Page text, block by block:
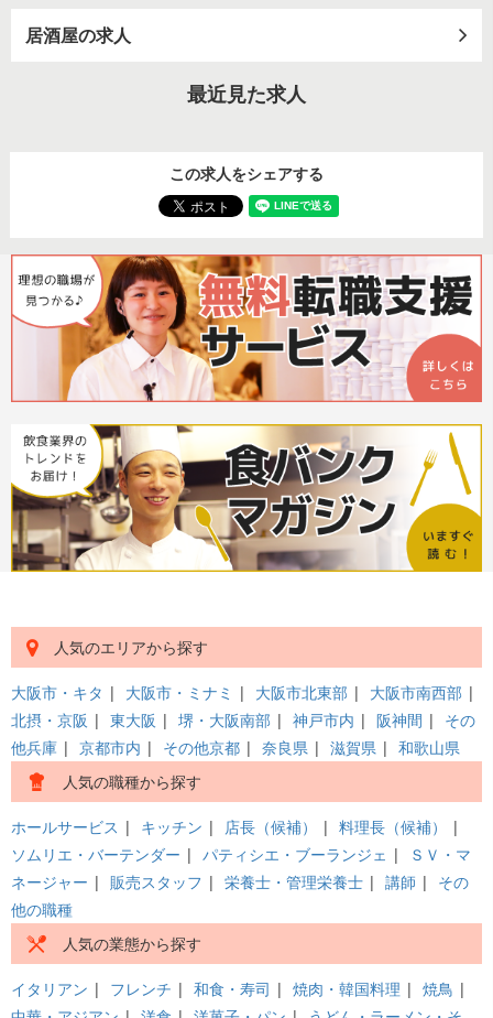
居酒屋の求人
最近見た求人
この求人をシェアする
人気のエリアから探す
大阪市・キタ | 大阪市・ミナミ | 大阪市北東部 | 大阪市南西部 |
北摂・京阪 | 東大阪 | 堺・大阪南部 | 神戸市内 | 阪神間 | その
他兵庫 | 京都市内 | その他京都 | 奈良県 | 滋賀県 | 和歌山県
人気の職種から探す
ホールサービス | キッチン | 店長（候補） | 料理長（候補）
|
ソムリエ・バーテンダー | パティシエ・ブーランジェ |
ＳＶ・マ
ネージャー | 販売スタッフ | 栄養士・管理栄養士 | 講師 | その
他の職種
人気の業態から探す
イタリアン | フレンチ | 和食・寿司 | 焼肉・韓国料理 | 焼鳥 |